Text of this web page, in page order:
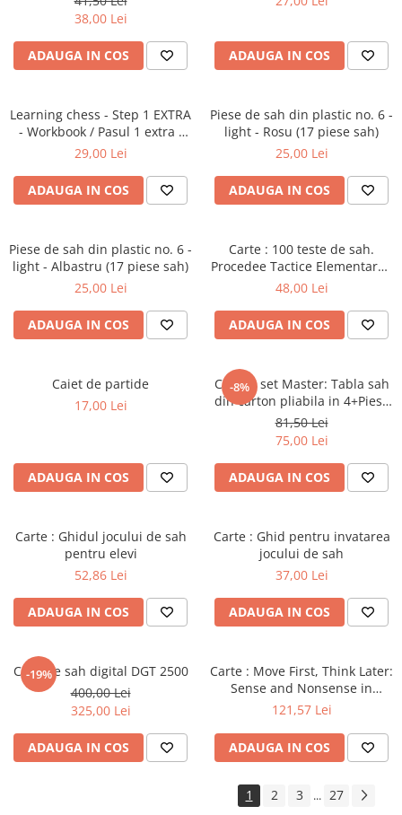
Tabla De Demonstratie
Tactica
38,00 Lei
ADAUGA IN COS ADAUGA IN COS
Learning chess - Step 1 EXTRA
- Workbook / Pasul 1 extra -
Caiet de exercitii
29,00 Lei
ADAUGA IN COS
Piese de sah din plastic no. 6 -
light - Rosu (17 piese sah)
25,00 Lei
ADAUGA IN COS
Piese de sah din plastic no. 6 -
light - Albastru (17 piese sah)
25,00 Lei
ADAUGA IN COS
Carte : 100 teste de sah.
Procedee Tactice Elementare /
M. Ceteras
48,00 Lei
ADAUGA IN COS
Caiet de partide
17,00 Lei
ADAUGA IN COS
-8%
Combo set Master: Tabla sah
din carton pliabila in 4+Piese
de sah din plastic no. 6
Master
81,50 Lei
75,00 Lei
ADAUGA IN COS
Carte : Ghidul jocului de sah
pentru elevi
52,86 Lei
ADAUGA IN COS
Carte : Ghid pentru invatarea
jocului de sah
37,00 Lei
ADAUGA IN COS
-19%
Ceas de sah digital DGT 2500
400,00 Lei
325,00 Lei
ADAUGA IN COS
Carte : Move First, Think Later:
Sense and Nonsense in
Improving Your Chess, Willy
121,57 Lei
ADAUGA IN COS
1 2 3 ... 27